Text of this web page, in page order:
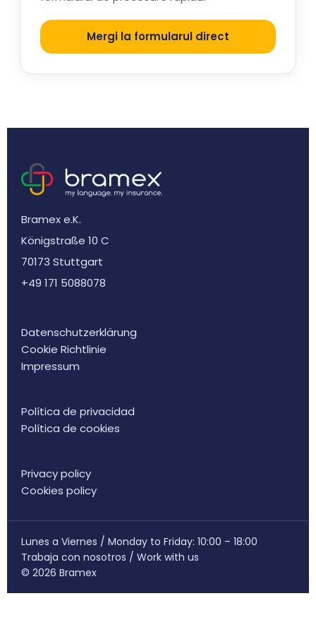
Mergi la formularul direct
Bramex e.K.
Königstraße 10 C
70173 Stuttgart
+49 171 5088078
Datenschutzerklärung
Cookie Richtlinie
Impressum
Política de privacidad
Política de cookies
Privacy policy
Cookies policy
Lunes a Viernes / Monday to Friday: 10:00 – 18:00
Trabaja con nosotros / Work with us
© 2026 Bramex